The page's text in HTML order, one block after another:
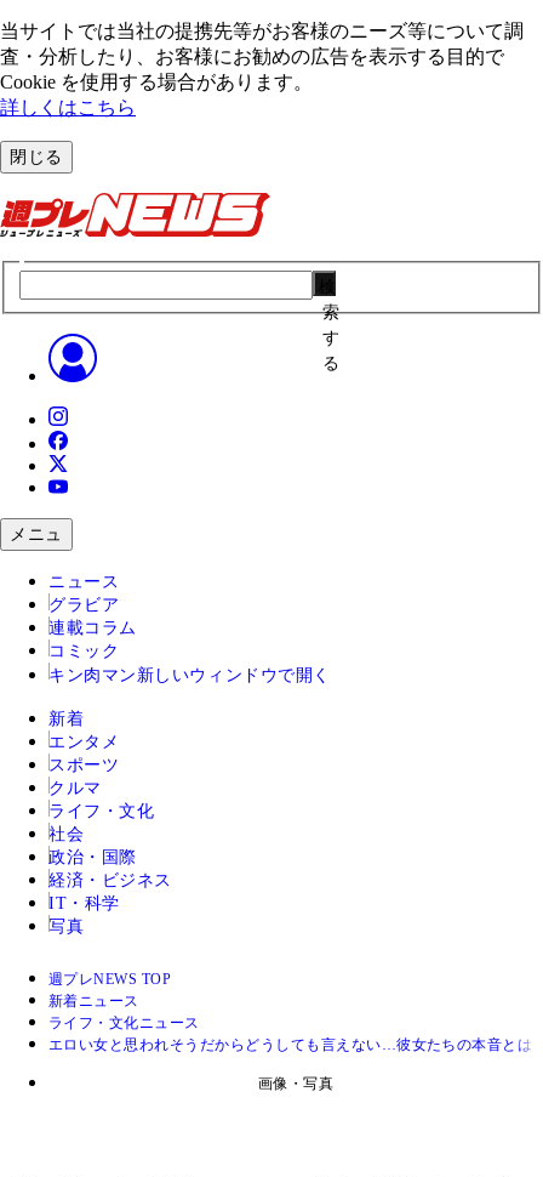
当サイトでは当社の提携先等がお客様のニーズ等について調
査・分析したり、お客様にお勧めの広告を表⽰する⽬的で
Cookie を使⽤する場合があります。
詳しくはこちら
閉じる
索
す
る
メニュ
ニュース
グラビア
連載コラム
コミック
キン肉マン 新しいウィンドウで開く
新着
エンタメ
スポーツ
クルマ
ライフ・文化
社会
政治・国際
経済・ビジネス
IT・科学
写真
週プレNEWS TOP
新着ニュース
ライフ・文化ニュース
エロい女と思われそうだからどうしても言えない…彼女たちの本音とは
画像・写真